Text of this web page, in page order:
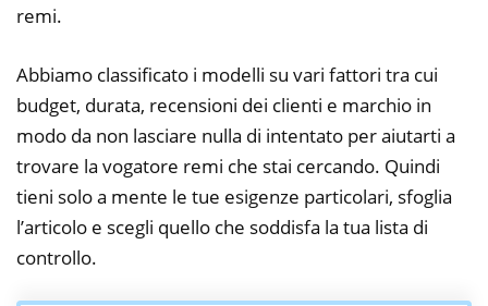
remi.
Abbiamo classificato i modelli su vari fattori tra cui
budget, durata, recensioni dei clienti e marchio in
modo da non lasciare nulla di intentato per aiutarti a
trovare la vogatore remi che stai cercando. Quindi
tieni solo a mente le tue esigenze particolari, sfoglia
l’articolo e scegli quello che soddisfa la tua lista di
controllo.